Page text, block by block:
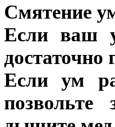
Смятение
Если ваш
Если ум